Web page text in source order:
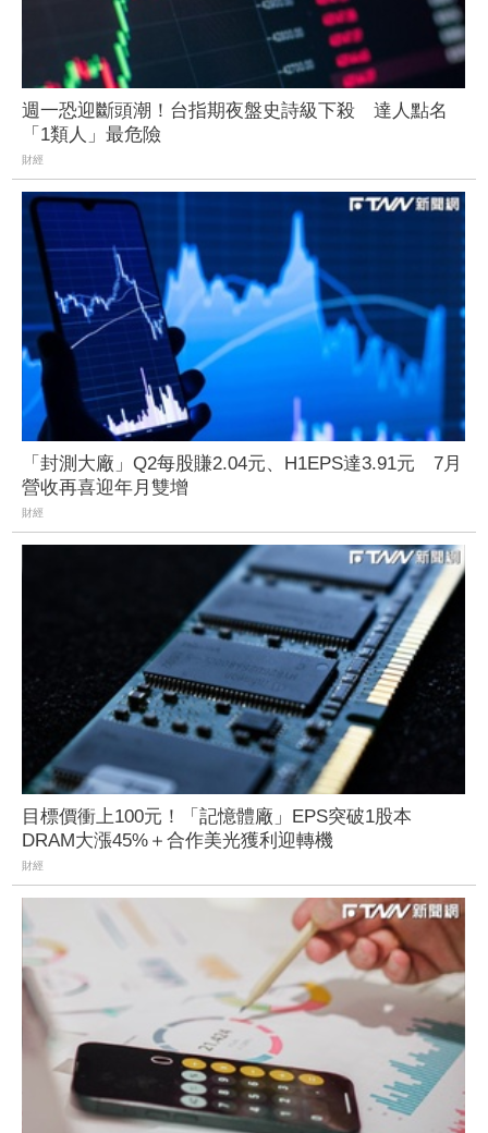
週一恐迎斷頭潮！台指期夜盤史詩級下殺 達人點名
「1類人」最危險
財經
「封測大廠」Q2每股賺2.04元、H1EPS達3.91元 7月
營收再喜迎年月雙增
財經
目標價衝上100元！「記憶體廠」EPS突破1股本
DRAM大漲45%＋合作美光獲利迎轉機
財經